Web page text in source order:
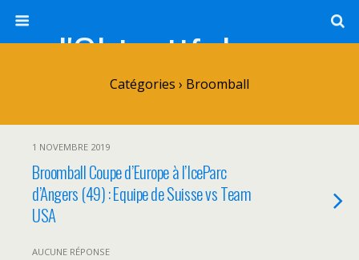
l'Objectif de Clairette
Catégories › Broomball
1 NOVEMBRE 2019
Broomball Coupe d’Europe à l’IceParc
d’Angers (49) : Equipe de Suisse vs Team
USA
AUCUNE RÉPONSE